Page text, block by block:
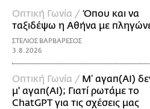
Οπτική Γωνία /Όπου και να
ταξιδέψω η Αθήνα με
ΣΤΕΛΙΟΣ ΒΑΡΒΑΡΕΣΟΣ
3.8.2026
Οπτική Γωνία / Μ’ αγαπ(AI)
μ' αγαπ(ΑΙ); Γιατί ρωτάμε το
ChatGPT για τις σχέσεις μας